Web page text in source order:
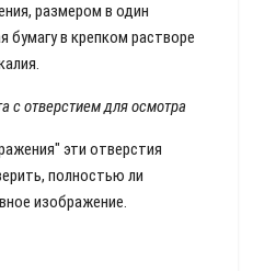
размером в один
в крепком растворе
с отверстием для осмотра
эти отверстия
полностью ли
изображение.